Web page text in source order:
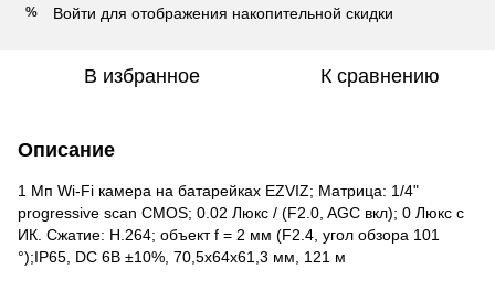
% Войти для отображения накопительной скидки
В избранное К сравнению
Описание
1 Мп Wi-Fi камера на батарейках EZVIZ; Матрица: 1/4"
progressive scan CMOS; 0.02 Люкс / (F2.0, AGC вкл); 0 Люкс с
ИК. Сжатие: H.264; объект f = 2 мм (F2.4, угол обзора 101
°);IP65, DC 6В ±10%, 70,5x64x61,3 мм, 121 м